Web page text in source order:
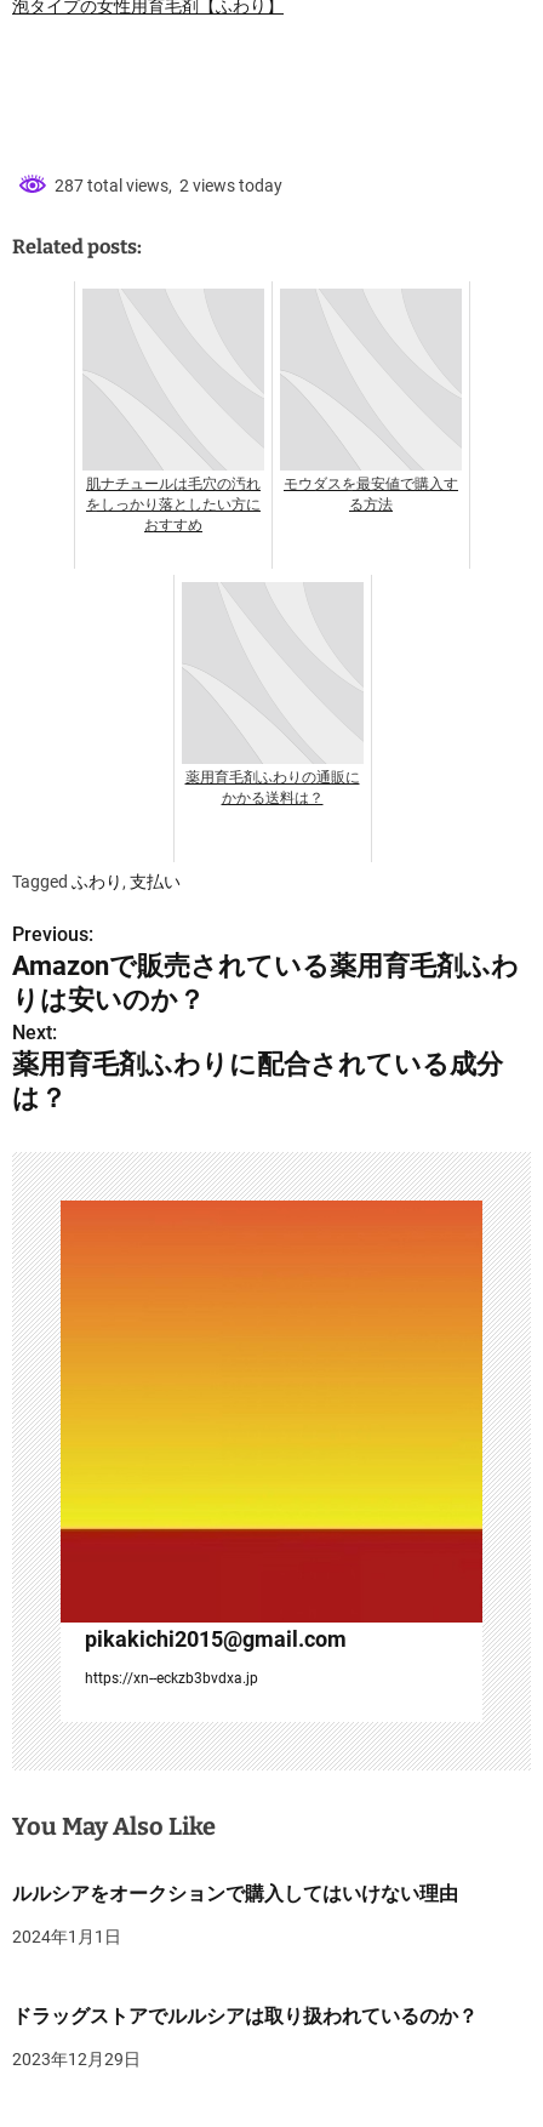
泡タイプの女性用育毛剤【ふわり】
287 total views, 2 views today
Related posts:
肌ナチュールは毛穴の汚れ
をしっかり落としたい方に
おすすめ
モウダスを最安値で購入す
る方法
薬用育毛剤ふわりの通販に
かかる送料は？
Tagged ふわり, 支払い
投
稿
ナ
ビ
ー
シ
ョ
ン
Previous:
Amazonで販売されている薬用育毛剤ふわ
りは安いのか？
Next:
薬用育毛剤ふわりに配合されている成分
は？
pikakichi2015@gmail.com
https://xn--eckzb3bvdxa.jp
You May Also Like
ルルシアをオークションで購入してはいけない理由
2024年1月1日
ドラッグストアでルルシアは取り扱われているのか？
2023年12月29日